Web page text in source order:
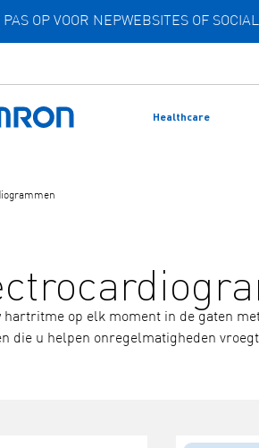
OP VOOR NEPWEBSITES OF
Healthcare
hartritme op elk moment in de gaten
die u helpen onregelmatigheden